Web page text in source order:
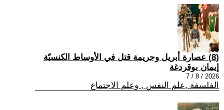
(8) عصارة أبريل وجريمة قتل في الأوساط الكنسيّة
إيمان بوقردغة
2026 / 8 / 7
الفلسفة ,علم النفس , وعلم الاجتماع